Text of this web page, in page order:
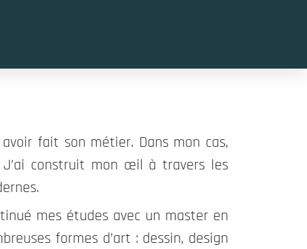
fait son métier. Dans mon cas,
construit mon œil à travers les
mes études avec un master en
formes d’art : dessin, design